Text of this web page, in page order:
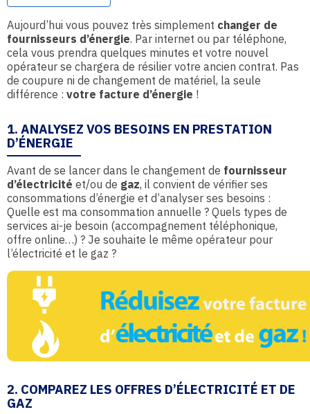
Aujourd’hui vous pouvez très simplement changer de
fournisseurs d’énergie. Par internet ou par téléphone,
cela vous prendra quelques minutes et votre nouvel
opérateur se chargera de résilier votre ancien contrat. Pas
de coupure ni de changement de matériel, la seule
différence : votre facture d’énergie !
1. ANALYSEZ VOS BESOINS EN PRESTATION
D’ÉNERGIE
Avant de se lancer dans le changement de fournisseur
d’électricité et/ou de gaz, il convient de vérifier ses
consommations d’énergie et d’analyser ses besoins :
Quelle est ma consommation annuelle ? Quels types de
services ai-je besoin (accompagnement téléphonique,
offre online…) ? Je souhaite le même opérateur pour
l’électricité et le gaz ?
2. COMPAREZ LES OFFRES D’ÉLECTRICITÉ ET DE
GAZ